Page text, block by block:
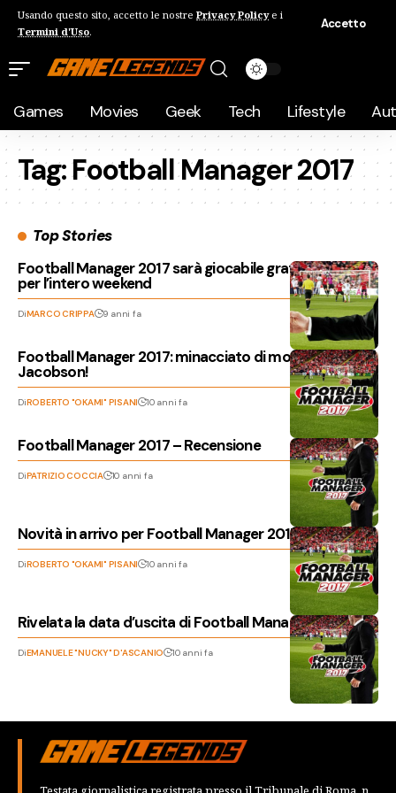
Usando questo sito, accetto le nostre Privacy Policye i
Termini d'Uso.
Accetto
Games Movies Geek Tech Lifestyle
Tag:Football Manager 2017
Top Stories
Football Manager 2017 sarà giocabile gratuitamente
per l’intero weekend
DiMARCO CRIPPA 9 anni fa
Football Manager 2017: minacciato di morte Miles
Jacobson!
DiROBERTO "OKAMI" PISANI 10 anni fa
Football Manager 2017 – Recensione
DiPATRIZIO COCCIA 10 anni fa
Novità in arrivo per Football Manager 2017
DiROBERTO "OKAMI" PISANI 10 anni fa
Rivelata la data d’uscita di Football Manager 2017!
DiEMANUELE "NUCKY" D'ASCANIO 10 anni fa